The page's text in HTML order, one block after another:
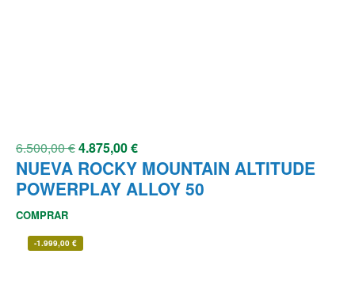
6.500,00€4.875,00€
NUEVA ROCKY MOUNTAIN ALTITUDE
POWERPLAY ALLOY 50
COMPRAR
-1.999,00 €